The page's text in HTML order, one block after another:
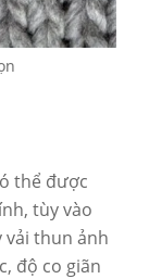
thể được
tùy vào
vải thun ảnh
độ co giãn